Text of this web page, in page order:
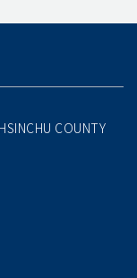
COUNTY